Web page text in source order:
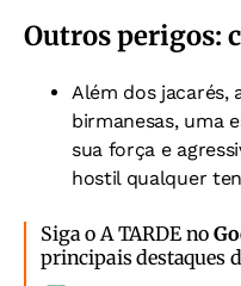
Outros perigos:
Além dos jacarés,
birmanesas, uma
sua força e
hostil qualquer
Siga o A TARDE no
principais destaques